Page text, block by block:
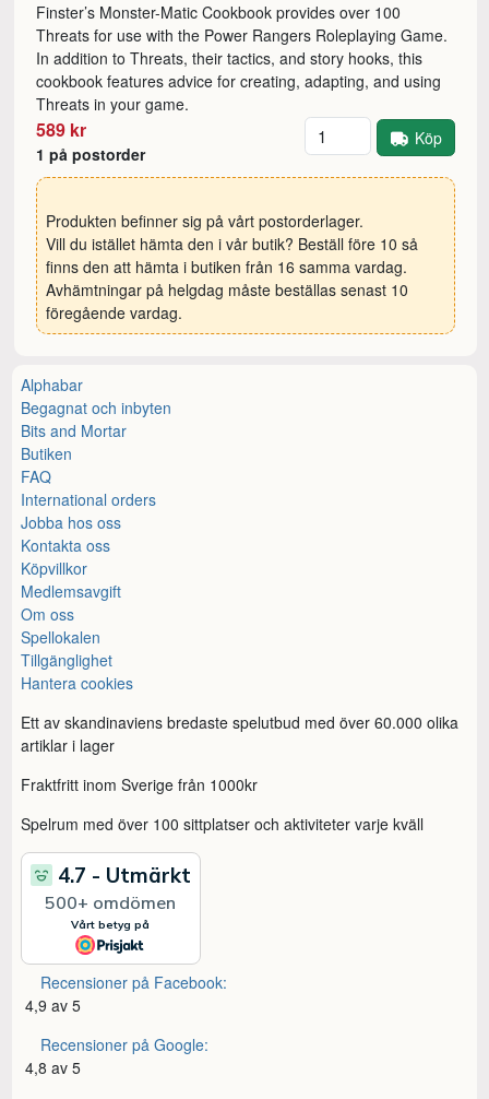
Finster’s Monster-Matic Cookbook provides over 100
Threats for use with the Power Rangers Roleplaying Game.
In addition to Threats, their tactics, and story hooks, this
cookbook features advice for creating, adapting, and using
Threats in your game.
589 kr
1 på postorder
Antal Köp
Produkten befinner sig på vårt postorderlager.
Vill du istället hämta den i vår butik? Beställ före 10 så
finns den att hämta i butiken från 16 samma vardag.
Avhämtningar på helgdag måste beställas senast 10
föregående vardag.
Alphabar
Begagnat och inbyten
Bits and Mortar
Butiken
FAQ
International orders
Jobba hos oss
Kontakta oss
Köpvillkor
Medlemsavgift
Om oss
Spellokalen
Tillgänglighet
Hantera cookies
Ett av skandinaviens bredaste spelutbud med över 60.000 olika
artiklar i lager
Fraktfritt inom Sverige från 1000kr
Spelrum med över 100 sittplatser och aktiviteter varje kväll
Recensioner på Facebook:
4,9 av 5
Recensioner på Google:
4,8 av 5